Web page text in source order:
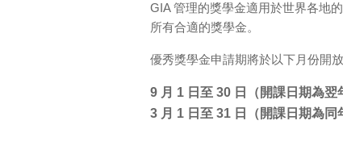
GIA 管理的獎學金適用於世界各地
所有合適的獎學金。
優秀獎學金申請期將於以下月份開放
9 月 1 日至 30 日（開課日期為翌
3 月 1 日至 31 日（開課日期為同